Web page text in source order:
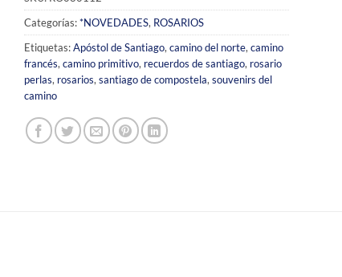
Categorías:*NOVEDADES, ROSARIOS
Etiquetas:Apóstol de Santiago, camino del norte, camino
francés, camino primitivo, recuerdos de santiago, rosario
perlas, rosarios, santiago de compostela, souvenirs del
camino